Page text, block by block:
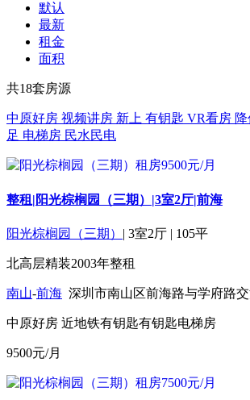
默认
最新
租金
面积
共18套房源
中原好房 视频讲房 新上 有钥匙 VR看房
足 电梯房 民水民电
整租|阳光棕榈园（三期）|3室2厅|前海
阳光棕榈园（三期） | 3室2厅 | 105平
北高层精装2003年整租
南山-前海 深圳市南山区前海路与学府路
中原好房 近地铁有钥匙有钥匙电梯房
9500元/月